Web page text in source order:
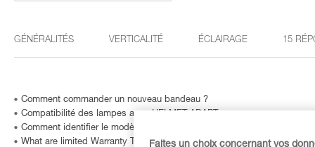
GÉNÉRALITÉS VERTICALITÉ ÉCLAIRAGE 15
Comment commander un nouveau bandeau ?
Compatibilité des lampes avec HELMET ADAPT
Comment identifier le modèle et l'âge de ma lampe frontale Petzl ?
What are limited Warranty Terms in United States and Canada ?